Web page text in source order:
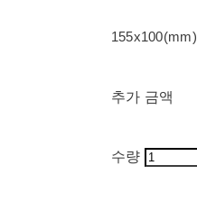
155x100(mm)
추가 금액
수량